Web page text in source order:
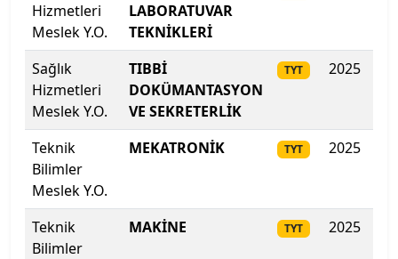
Kilis 7 Aralık Üniversitesi
Kocaeli Sağlık ve Teknoloji Üniversitesi
Kocaeli Üniversitesi
Koç Üniversitesi
Konya Gıda ve Tarım Üniversitesi
Konya Teknik Üniversitesi
Hizmetleri
Meslek Y.O.
LABORATUVAR
TEKNİKLERİ
Sağlık
Hizmetleri
Meslek Y.O.
TIBBİ
DOKÜMANTASYON
VE SEKRETERLİK
TYT 2025
Teknik
Bilimler
Meslek Y.O.
MEKATRONİK TYT 2025
Teknik
Bilimler
MAKİNE TYT 2025